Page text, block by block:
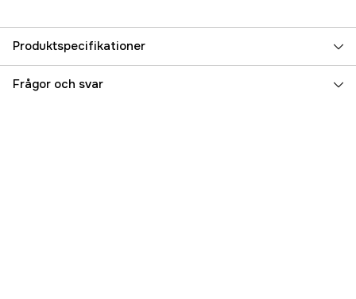
Produktspecifikationer
Referensnummer 1000876768
Frågor och svar